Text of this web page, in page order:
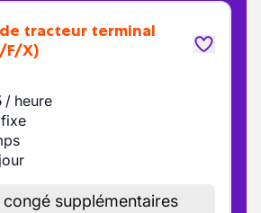
F/X)
/ heure
congé supplémentaires